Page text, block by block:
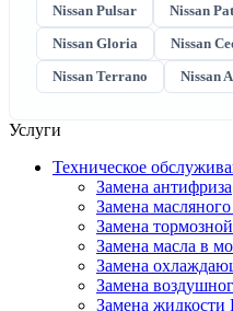
Nissan Pulsar
Nissan
Nissan Gloria
Nissan
Nissan Terrano
Nissan
Услуги
Техническое
Замена антифриза
Замена
Замена
Замена масла в
Замена
Замена
Замена жидкости